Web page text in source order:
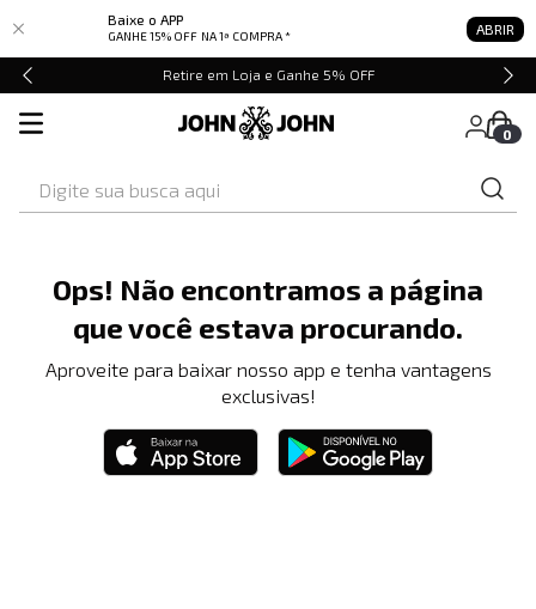
Baixe o APP
GANHE 15% OFF NA 1ª COMPRA * ABRIR
Retire em Loja e Ganhe 5% OFF
0
Ops! Não encontramos a página
que você estava procurando.
Aproveite para baixar nosso app e tenha vantagens
exclusivas!